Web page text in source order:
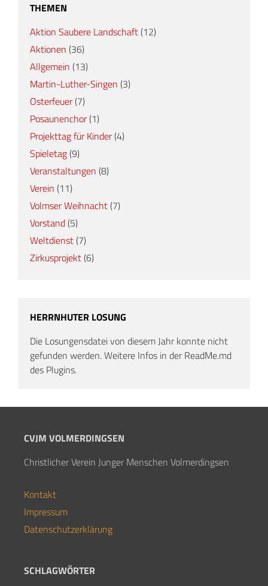
THEMEN
Aktion Saubere Landschaft (12)
Aktionen (36)
Allgemein (13)
Martin-Luther-Singen (3)
Osterfeuer(7)
Posaunenchor(1)
Projekttag für Kinder(4)
Spieletag (9)
Veranstaltungen (8)
Verein (11)
Volmser Weihnacht (7)
Vorstand (5)
Weltdienst (7)
Zirkusprojekt (6)
HERRNHUTER LOSUNG
Die Losungensdatei von diesem Jahr konnte nicht
gefunden werden. Weitere Infos in der ReadMe.md
des Plugins.
CVJM VOLMERDINGSEN
Christlicher Verein Junger Menschen Volmerdingsen
Kontakt
Impressum
Datenschutzerklärung
SCHLAGWÖRTER